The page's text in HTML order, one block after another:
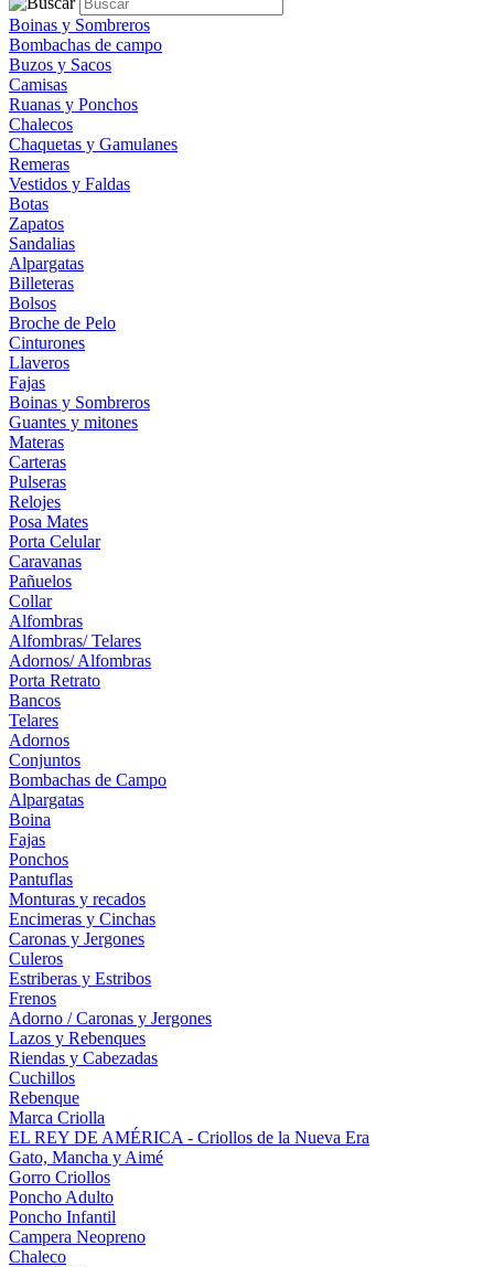
Boinas y Sombreros
Bombachas de campo
Buzos y Sacos
Camisas
Ruanas y Ponchos
Chalecos
Chaquetas y Gamulanes
Remeras
Vestidos y Faldas
Botas
Zapatos
Sandalias
Alpargatas
Billeteras
Bolsos
Broche de Pelo
Cinturones
Llaveros
Fajas
Boinas y Sombreros
Guantes y mitones
Materas
Carteras
Pulseras
Relojes
Posa Mates
Porta Celular
Caravanas
Pañuelos
Collar
Alfombras
Alfombras/ Telares
Adornos/ Alfombras
Porta Retrato
Bancos
Telares
Adornos
Conjuntos
Bombachas de Campo
Alpargatas
Boina
Fajas
Ponchos
Pantuflas
Monturas y recados
Encimeras y Cinchas
Caronas y Jergones
Culeros
Estriberas y Estribos
Frenos
Adorno / Caronas y Jergones
Lazos y Rebenques
Riendas y Cabezadas
Cuchillos
Rebenque
Marca Criolla
EL REY DE AMÉRICA - Criollos de la Nueva Era
Gato, Mancha y Aimé
Gorro Criollos
Poncho Adulto
Poncho Infantil
Campera Neopreno
Chaleco